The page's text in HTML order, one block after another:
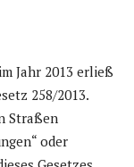
Jahr 2013 erließ
258/2013.
Straßen
oder